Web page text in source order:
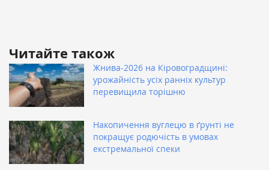
Читайте також
Жнива-2026 на Кіровоградщині:
урожайність усіх ранніх культур
перевищила торішню
Накопичення вуглецю в ґрунті не
покращує родючість в умовах
екстремальної спеки